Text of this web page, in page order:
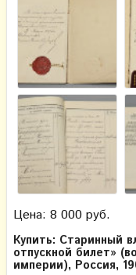
Цена: 8 000 руб.
Купить: Старинный
отпускной билет»
империи), Россия,